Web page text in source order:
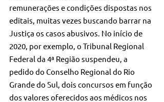
remunerações e condições dispostas nos
editais, muitas vezes buscando barrar na
Justiça os casos abusivos. No início de
2020, por exemplo, o Tribunal Regional
Federal da 4ª Região suspendeu, a
pedido do Conselho Regional do Rio
Grande do Sul, dois concursos em função
dos valores oferecidos aos médicos nos